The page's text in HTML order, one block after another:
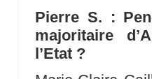
Pierre S. :
majoritaire
l’Etat ?